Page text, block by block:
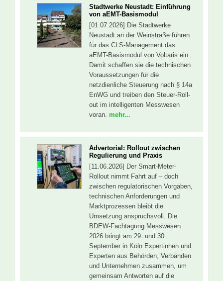
Stadtwerke Neustadt: Einführung
von aEMT-Basismodul
[01.07.2026] Die Stadtwerke
Neustadt an der Weinstraße führen
für das CLS-Management das
aEMT-Basismodul von Voltaris ein.
Damit schaffen sie die technischen
Voraussetzungen für die
netzdienliche Steuerung nach § 14a
EnWG und treiben den Steuer-Roll-
out im intelligenten Messwesen
voran. mehr...
Advertorial: Rollout zwischen
Regulierung und Praxis
[11.06.2026] Der Smart-Meter-
Rollout nimmt Fahrt auf – doch
zwischen regulatorischen Vorgaben,
technischen Anforderungen und
Marktprozessen bleibt die
Umsetzung anspruchsvoll. Die
BDEW-Fachtagung Messwesen
2026 bringt am 29. und 30.
September in Köln Expertinnen und
Experten aus Behörden, Verbänden
und Unternehmen zusammen, um
gemeinsam Antworten auf die